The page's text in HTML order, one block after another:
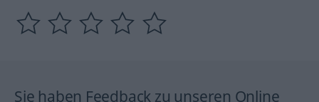
Sie haben Feedback zu unseren Online